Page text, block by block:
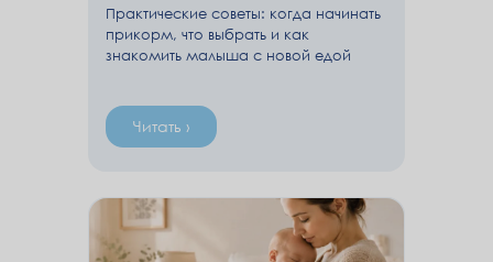
Практические советы: когда начинать
прикорм, что выбрать и как
знакомить малыша с новой едой
Читать ›